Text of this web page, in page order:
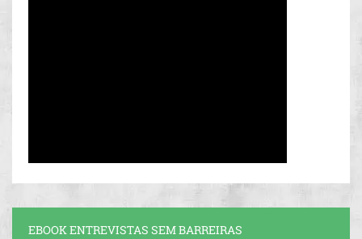
EBOOK ENTREVISTAS SEM BARREIRAS